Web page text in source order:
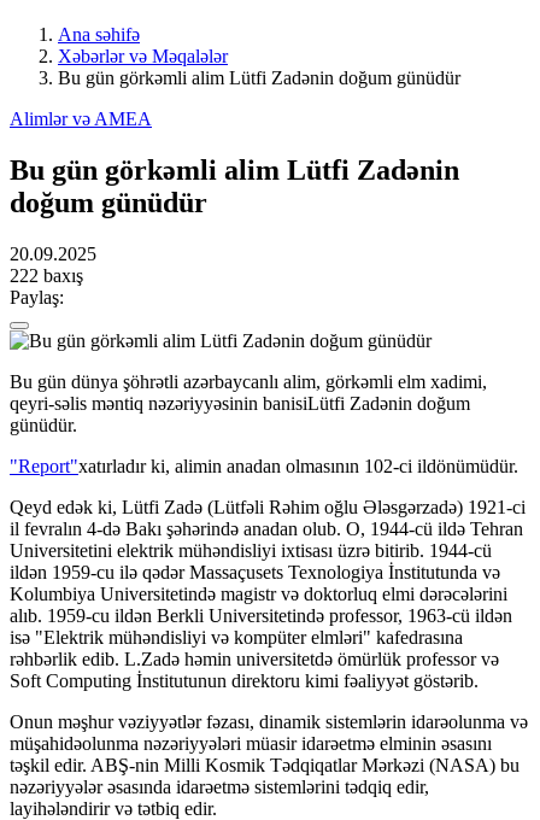
Ana səhifə
Xəbərlər və Məqalələr
Bu gün görkəmli alim Lütfi Zadənin doğum günüdür
Alimlər və AMEA
Bu gün görkəmli alim Lütfi Zadənin
doğum günüdür
20.09.2025
222 baxış
Paylaş:
Bu gün dünya şöhrətli azərbaycanlı alim, görkəmli elm xadimi,
qeyri-səlis məntiq nəzəriyyəsinin banisiLütfi Zadənin doğum
günüdür.
"Report"xatırladır ki, alimin anadan olmasının 102-ci ildönümüdür.
Qeyd edək ki, Lütfi Zadə (Lütfəli Rəhim oğlu Ələsgərzadə) 1921-ci
il fevralın 4-də Bakı şəhərində anadan olub. O, 1944-cü ildə Tehran
Universitetini elektrik mühəndisliyi ixtisası üzrə bitirib. 1944-cü
ildən 1959-cu ilə qədər Massaçusets Texnologiya İnstitutunda və
Kolumbiya Universitetində magistr və doktorluq elmi dərəcələrini
alıb. 1959-cu ildən Berkli Universitetində professor, 1963-cü ildən
isə "Elektrik mühəndisliyi və kompüter elmləri" kafedrasına
rəhbərlik edib. L.Zadə həmin universitetdə ömürlük professor və
Soft Computing İnstitutunun direktoru kimi fəaliyyət göstərib.
Onun məşhur vəziyyətlər fəzası, dinamik sistemlərin idarəolunma və
müşahidəolunma nəzəriyyələri müasir idarəetmə elminin əsasını
təşkil edir. ABŞ-nin Milli Kosmik Tədqiqatlar Mərkəzi (NASA) bu
nəzəriyyələr əsasında idarəetmə sistemlərini tədqiq edir,
layihələndirir və tətbiq edir.